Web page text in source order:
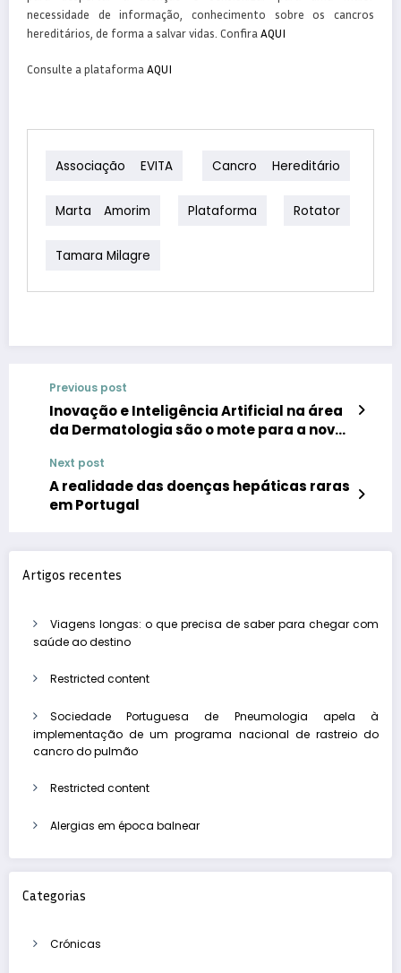
necessidade de informação, conhecimento sobre os cancros
hereditários, de forma a salvar vidas. Confira AQUI
Consulte a plataforma AQUI
Associação EVITA Cancro Hereditário
Marta Amorim Plataforma Rotator
Tamara Milagre
Previous post
Inovação e Inteligência Artificial na área
da Dermatologia são o mote para a nova
Next post
A realidade das doenças hepáticas raras
em Portugal
Artigos recentes
Viagens longas: o que precisa de saber para chegar com
saúde ao destino
Restricted content
Sociedade Portuguesa de Pneumologia apela à
implementação de um programa nacional de rastreio do
cancro do pulmão
Restricted content
Alergias em época balnear
Categorias
Crónicas